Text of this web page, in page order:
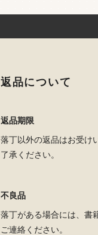
返品について
返品期限
落丁以外の返品はお受け
了承ください。
不良品
落丁がある場合には、書
ご連絡ください。